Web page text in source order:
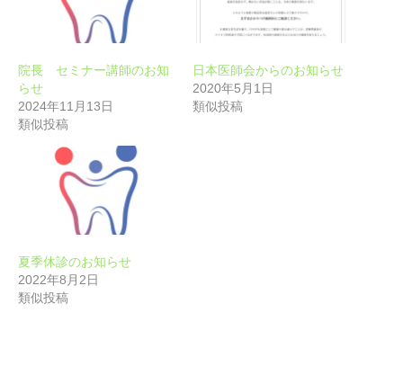
院長 セミナー講師のお知
らせ
2024年11月13日
類似投稿
日本医師会からのお知らせ
2020年5月1日
類似投稿
夏季休診のお知らせ
2022年8月2日
類似投稿